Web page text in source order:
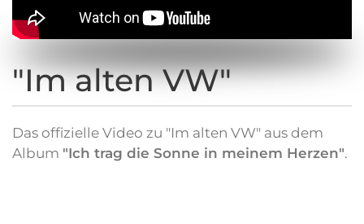
"Im alten VW"
Das offizielle Video zu "Im alten VW" aus dem
Album "Ich trag die Sonne in meinem Herzen".